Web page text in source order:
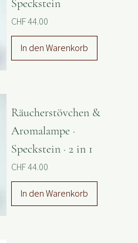
Aromalampe
Speckstein
Preis
CHF 44.00
Räucherstövchen &
Aromalampe ·
Speckstein · 2 in 1
Preis
CHF 44.00